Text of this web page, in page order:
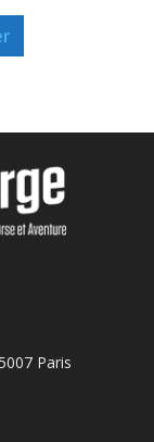
Paris